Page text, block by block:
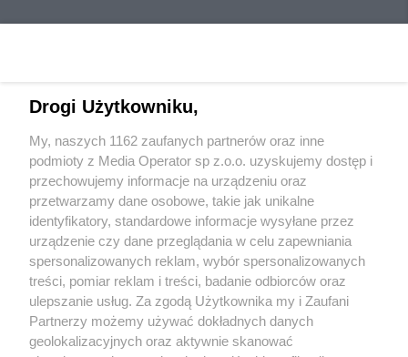
Wydawca mediówlokalnych
Nie zapomnij
zapoznać się z:
polityką prywatności
Twojemiasto
Piekary Śląskie
Chorzów
Skontakuj sięz nami
Kontakt
Redakcja
Drogi Użytkowniku,
My, naszych 1162 zaufanych partnerów oraz inne
podmioty z Media Operator sp z.o.o. uzyskujemy dostęp i
przechowujemy informacje na urządzeniu oraz
przetwarzamy dane osobowe, takie jak unikalne
identyfikatory, standardowe informacje wysyłane przez
urządzenie czy dane przeglądania w celu zapewniania
spersonalizowanych reklam, wybór spersonalizowanych
treści, pomiar reklam i treści, badanie odbiorców oraz
ulepszanie usług. Za zgodą Użytkownika my i Zaufani
Partnerzy możemy używać dokładnych danych
geolokalizacyjnych oraz aktywnie skanować